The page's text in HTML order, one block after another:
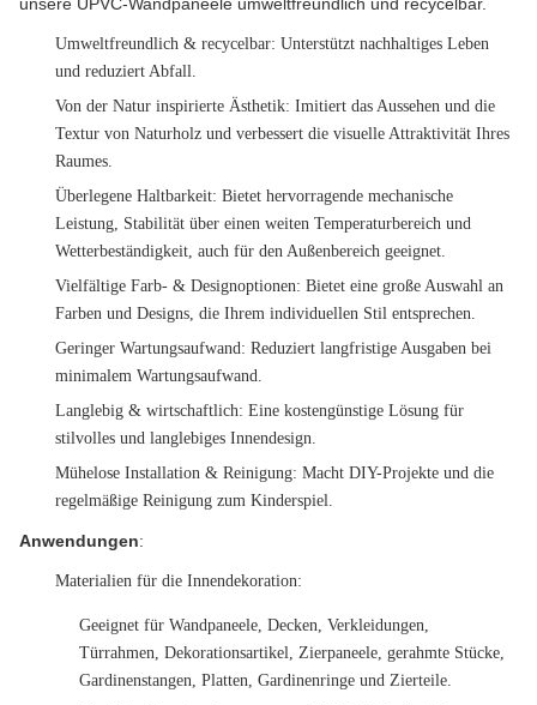
Umweltfreundlich & recycelbar: Unterstützt nachhaltiges Leben
und reduziert Abfall.
Von der Natur inspirierte Ästhetik: Imitiert das Aussehen und die
Textur von Naturholz und verbessert die visuelle Attraktivität Ihres
Raumes.
Überlegene Haltbarkeit: Bietet hervorragende mechanische
Leistung, Stabilität über einen weiten Temperaturbereich und
Wetterbeständigkeit, auch für den Außenbereich geeignet.
Vielfältige Farb- & Designoptionen: Bietet eine große Auswahl an
Farben und Designs, die Ihrem individuellen Stil entsprechen.
Geringer Wartungsaufwand: Reduziert langfristige Ausgaben bei
minimalem Wartungsaufwand.
Langlebig & wirtschaftlich: Eine kostengünstige Lösung für
stilvolles und langlebiges Innendesign.
Mühelose Installation & Reinigung: Macht DIY-Projekte und die
regelmäßige Reinigung zum Kinderspiel.
Anwendungen:
Materialien für die Innendekoration:
Geeignet für Wandpaneele, Decken, Verkleidungen,
Türrahmen, Dekorationsartikel, Zierpaneele, gerahmte Stücke,
Gardinenstangen, Platten, Gardinenringe und Zierteile.